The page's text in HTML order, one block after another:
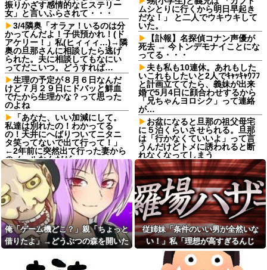
振りかざす感情的なヒステリー
女」と言いふらされて・・・
3/4隣奥「オラァ！いるのは分
かってんだよ！子供預かれ！(ド
アケリー！」私(ヒィィィ…)→隣
奥の旦那さんに相談したら逃げ
られた。夫に相談してもなにい
ってだこいつ。どうすれば…
生理の予定が８月６日なんだ
けど７月２９日にドバッと鮮血
でたから生理かな？って思った
のよね
「あなた、いい加減にして。
私達は別れたの！わかってる
の！天井にへばりついてニタニ
タ笑ってないで出て行って！」
←2年前に突然出て行った妻から
のメールなんだが…
【悲報】 ワイ「ラーメン一袋
だけじゃ足らんわ！二袋作った
ろ！」→結果ｗｗｗ
友人の親が営む店で車を購入
しただけなのに、友人から「裏
切った」と責められるようにな
った理由が理解できず…
サッカークラブに通ってるＡ
くんが急に海外へ引っ越すこと
ョックを受けて...
ムシとりに行くから明日早起き
だな！」 と二人でウキウキして
いた。
【訃報】名探偵コナン声優が
死去 → 今トンデモナイことにな
ってる・・・
夫も私も10連休。あれもした
いこれもしたいと2人でｷｬｯｷｬｳﾌﾌ
と計画立ててたら、義妹が出来
婚で5月4日に顔合わせするから
「兄ちゃんヨロシク」って連絡
が…
お盆になると旦那の祖父母宅
に５泊くらいさせられる。旦那
は「行かなくていいよ」って言
うんだけどトメに誘われると断
れなくなってしまう
ねりけしで作った正露丸を飲
ませたら｢すっげー効いた。サン
キューな｣と笑顔で返された
【熱波】ドイツ、暑すぎて１
ヶ月で９６００人死亡
【熱波】ドイツ、暑すぎて１
ヶ月で９６００人死亡
【画像】ディズニーのおいな
り巻（600円）、流石にアレすぎ
て賛否両論の大炎上をしてしま
うw w w w w w w他
俺「ゲーム機どこ？」親「ちょっと
借りたよ」→どうぶつの森を開いた
て…
従姉妹「条件のいい男が全然いな
い！」私「理想が高すぎるんじ
ゃ…？」→婚活の愚痴を聞き続けた
結果…